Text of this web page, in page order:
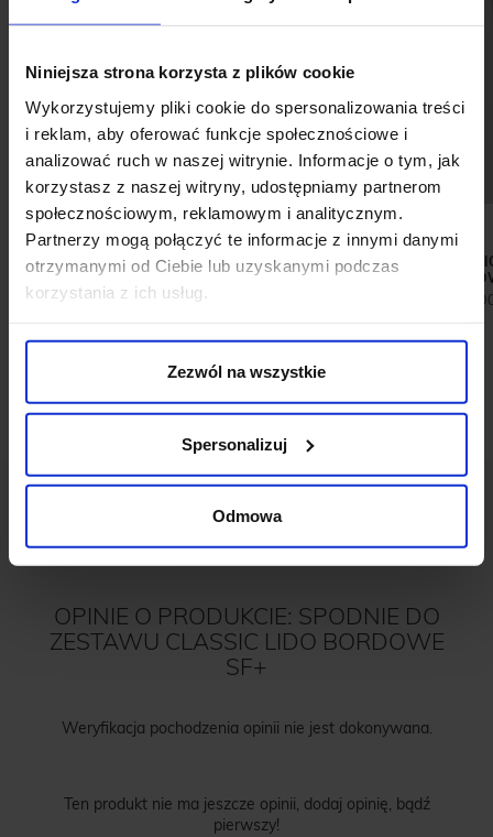
Niniejsza strona korzysta z plików cookie
Wykorzystujemy pliki cookie do spersonalizowania treści
i reklam, aby oferować funkcje społecznościowe i
analizować ruch w naszej witrynie. Informacje o tym, jak
korzystasz z naszej witryny, udostępniamy partnerom
społecznościowym, reklamowym i analitycznym.
Partnerzy mogą połączyć te informacje z innymi danymi
otrzymanymi od Ciebie lub uzyskanymi podczas
korzystania z ich usług.
Zezwól na wszystkie
Spersonalizuj
Odmowa
KOSZULA FLANELOWA FLUSSIA
00611 DŁUGI RĘKAW BEŻOWY
RELAXED FIT
SPODNIE
LODI
OPINIE O PRODUKCIE: SPODNIE DO
ZESTAWU CLASSIC LIDO BORDOWE
SF+
Weryfikacja pochodzenia opinii nie jest dokonywana.
Ten produkt nie ma jeszcze opinii, dodaj opinię, bądź
pierwszy!